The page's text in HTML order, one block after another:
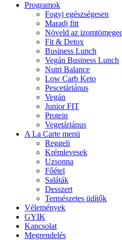
Programok
Fogyj egészségesen
Maradj fitt
Növeld az
Fit & Detox
Business Lunch
Vegán Business Lunch
Nutri Balance
Low Carb Keto
Pescetáriánus
Vegán
Junior FIT
Protein
Vegetáriánus
A La Carte menü
Reggeli
Krémlevesek
Uzsonna
Főétel
Saláták
Desszert
Természetes üdítők
Vélemények
GYIK
Kapcsolat
Megrendelés